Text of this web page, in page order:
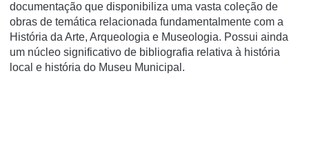
documentação que disponibiliza uma vasta coleção de
obras de temática relacionada fundamentalmente com a
História da Arte, Arqueologia e Museologia. Possui ainda
um núcleo significativo de bibliografia relativa à história
local e história do Museu Municipal.